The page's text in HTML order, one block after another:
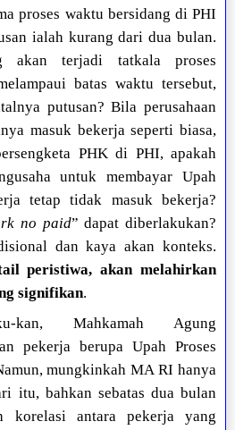
proses waktu bersidang di PHI
ialah kurang dari dua bulan.
akan terjadi tatkala proses
batas waktu tersebut,
putusan? Bila perusahaan
masuk bekerja seperti biasa,
PHK di PHI, apakah
untuk membayar Upah
tetap tidak masuk bekerja?
no paid” dapat diberlakukan?
dan kaya akan konteks.
peristiwa, akan melahirkan
signifikan.
kan, Mahkamah Agung
pekerja berupa Upah Proses
mungkinkah MA RI hanya
itu, bahkan sebatas dua bulan
korelasi antara pekerja yang